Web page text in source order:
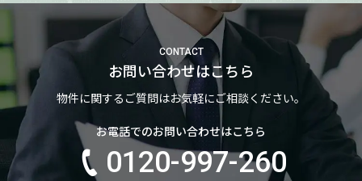
CONTACT
お問い合わせはこちら
物件に関するご質問はお気軽にご相談ください。
お電話でのお問い合わせはこちら
0120-997-260